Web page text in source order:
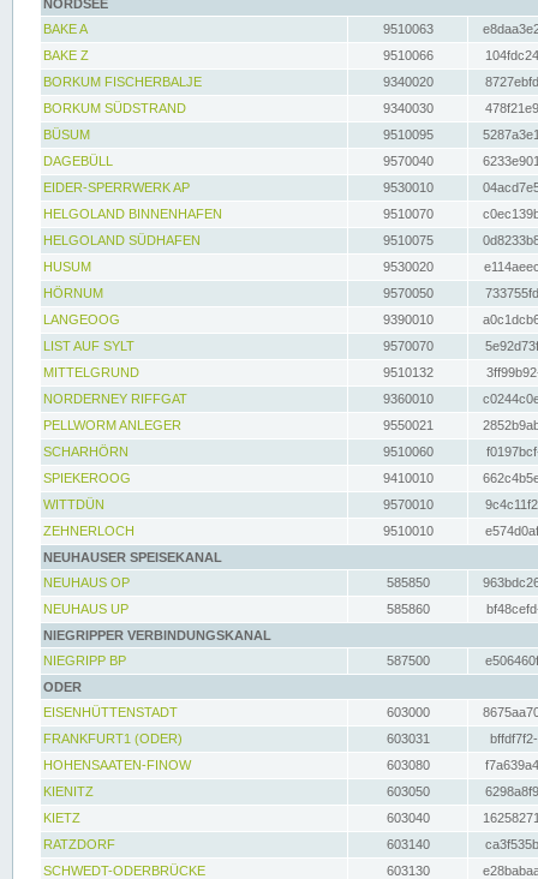
NORDSEE
BAKE A
9510063
BAKE Z
9510066
BORKUM FISCHERBALJE
9340020
BORKUM SÜDSTRAND
9340030
BÜSUM
9510095
DAGEBÜLL
9570040
EIDER-SPERRWERK AP
9530010
HELGOLAND BINNENHAFEN
9510070
HELGOLAND SÜDHAFEN
9510075
HUSUM
9530020
HÖRNUM
9570050
LANGEOOG
9390010
LIST AUF SYLT
9570070
MITTELGRUND
9510132
NORDERNEY RIFFGAT
9360010
PELLWORM ANLEGER
9550021
SCHARHÖRN
9510060
SPIEKEROOG
9410010
WITTDÜN
9570010
ZEHNERLOCH
9510010
NEUHAUSER SPEISEKANAL
NEUHAUS OP
585850
NEUHAUS UP
585860
NIEGRIPPER VERBINDUNGSKANAL
NIEGRIPP BP
587500
ODER
EISENHÜTTENSTADT
603000
FRANKFURT1 (ODER)
603031
HOHENSAATEN-FINOW
603080
KIENITZ
603050
KIETZ
603040
RATZDORF
603140
SCHWEDT-ODERBRÜCKE
603130